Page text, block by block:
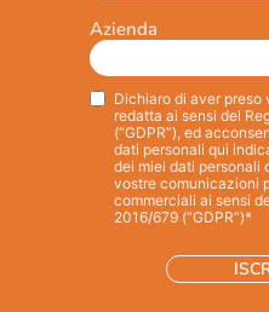
Azienda
Privacy*
Dichiaro di aver preso
redatta ai sensi del
(“GDPR”), ed
dati personali qui
dei miei dati personali
vostre comunicazioni
commerciali ai sensi
2016/679 (“GDPR”)*